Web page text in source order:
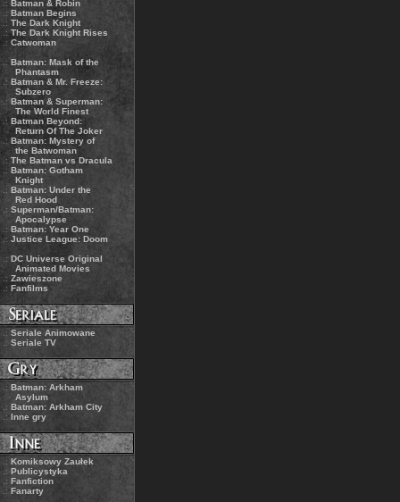
.: Batman & Robin
.: Batman Begins
.: The Dark Knight
.: The Dark Knight Rises
.: Catwoman
.:Batman: Mask of the
Phantasm
.: Batman & Mr. Freeze:
Subzero
.: Batman & Superman:
The World Finest
.: Batman Beyond:
Return Of The Joker
.: Batman: Mystery of
the Batwoman
.: The Batman vs Dracula
.: Batman: Gotham
Knight
.: Batman: Under the
Red Hood
.: Superman/Batman:
Apocalypse
.: Batman: Year One
.: Justice League: Doom
.: DC Universe Original
Animated Movies
.: Zawieszone
.: Fanfilms
.: Seriale Animowane
.: Seriale TV
.: Batman: Arkham
Asylum
.: Batman: Arkham City
.:Inne gry
.: Komiksowy Zaułek
.: Publicystyka
.: Fanfiction
.:Fanarty